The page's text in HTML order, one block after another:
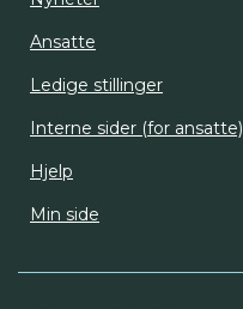
Ansatte
Ledige stillinger
Interne sider (for ansatte)
Hjelp
Min side